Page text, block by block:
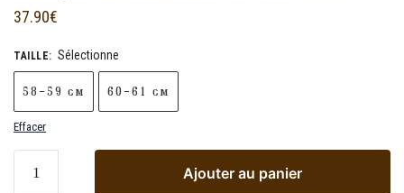
37.90€
TAILLE: Sélectionne
58-59 cm 60-61 cm
Effacer
Ajouter au panier